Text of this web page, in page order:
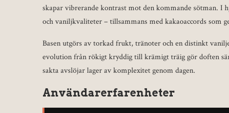
skapar vibrerande kontrast mot den kommande sötman. I
och vaniljkvaliteter – tillsammans med kakaoaccords som
Basen utgörs av torkad frukt, tränoter och en distinkt
evolution från rökigt kryddig till krämigt träig gör doften
sakta avslöjar lager av komplexitet genom dagen.
Användarerfarenheter